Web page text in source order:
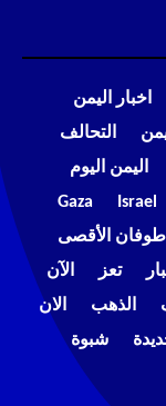
اخبار اليمن
التحالف
اليمن اليوم
Israel
Gaza
طوفان الأقصى
تعز
الآن
الذهب
الان
شبوة